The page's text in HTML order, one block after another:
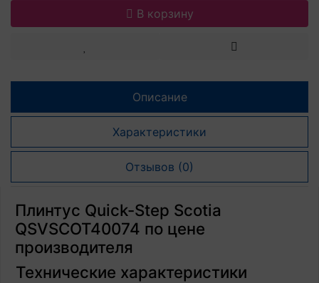
В корзину
Описание
Характеристики
Отзывов (0)
Плинтус Quick-Step Scotia
QSVSCOT40074 по цене
производителя
Технические характеристики